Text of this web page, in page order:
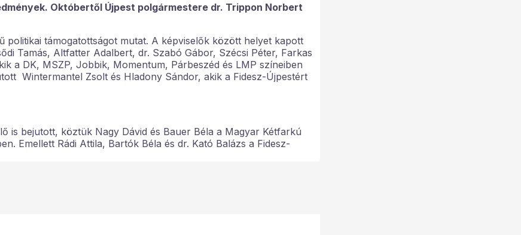
Októbertől Újpest polgármestere dr. Trippon Norbert
támogatottságot mutat. A képviselők között helyet kapott
Tamás, Altfatter Adalbert, dr. Szabó Gábor, Szécsi Péter, Farkas
a DK, MSZP, Jobbik, Momentum, Párbeszéd és LMP színeiben
Wintermantel Zsolt és Hladony Sándor, akik a Fidesz-Újpestért
is bejutott, köztük Nagy Dávid és Bauer Béla a Magyar Kétfarkú
Emellett Rádi Attila, Bartók Béla és dr. Kató Balázs a Fidesz-